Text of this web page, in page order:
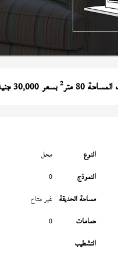
80 متر 2بسعر 30,000 جنيه و امامه سندره 17 متر
النوع محل
النموذج 0
مساحة الحديقة غير متاح
حمامات 0
التشطيب